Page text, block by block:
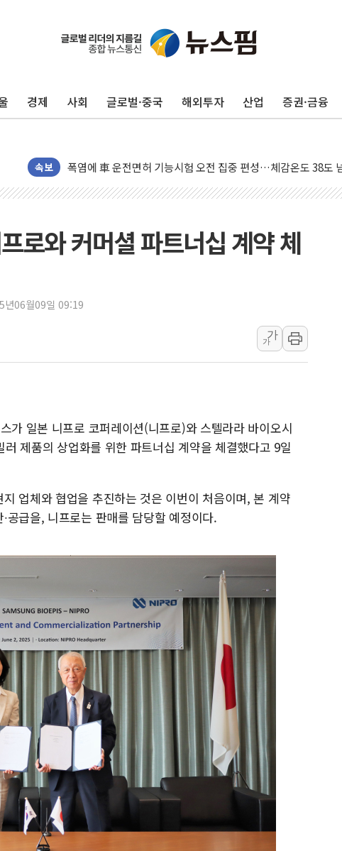
경제 사회 글로벌·중국 해외투자 산업 증권·금융
속보
中 전방위 아파트 부양, 수도 베이징도 부동산 규제 철폐
인제 용대리 계곡서 수위 상승으로 피서객 7명 고립…전원 구조
강원 중·남부 동해안 시간당 50mm 이상 폭우…호우경보 발효
청양 밭에서 일하던 90대 숨져…온열질환 여부 조사
李대통령, 'ISA·주가누르기 방지법' 전면 재검토 지시
'호우 특보' 경북 울진 시간당 20~30mm 강한 비...가뭄 해소될
오세훈 "용산공원 주택 검토, 민주당 스스로 원칙 뒤집는 것"
충북 주말 무더위 지속…청주·진천 35도, 곳곳 소나기
뉴욕증시, 고용 쇼크에 금리 인상 우려 후퇴…S&P500 최고치
트럼프, 쿡 연준 이사 해임 재추진…"26일까지 의혹 소명" 요구
유럽증시, 美 고용 예상 밖 부진에 연준 금리 인상 가능성 낮
[종합] 이슬람 수니파 3국, '공동방위협정' 체결… 이스라엘·이
트럼프, 백신·자폐증 행정명령 검토…"이르면 다음 주"
로와 커머셜 파트너십 계약 체
년06월09일 09:19
가
가
가 일본 니프로 코퍼레이션(니프로)와 스텔라라 바이오시
제품의 상업화를 위한 파트너십 계약을 체결했다고 9일
업체와 협업을 추진하는 것은 이번이 처음이며, 본 계약
공급을, 니프로는 판매를 담당할 예정이다.